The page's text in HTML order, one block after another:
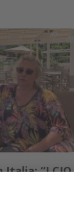
Italia: “I CIO